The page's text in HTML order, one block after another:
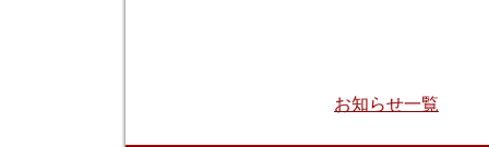
お知らせ一覧